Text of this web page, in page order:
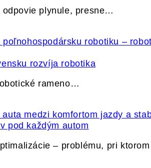
odpovie plynule, presne…
rozvíja robotika
rameno…
pod každým autom
– problému, pri